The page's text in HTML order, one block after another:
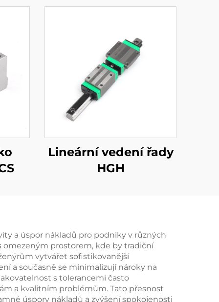
Lineární vedení řady
HGH
a úspor nákladů pro podniky v různých
prostorem, kde by tradiční
vytvářet sofistikovanější
a současně se minimalizují nároky na
s tolerancemi často
a kvalitním problémům. Tato přesnost
úspory nákladů a zvýšení spokojenosti